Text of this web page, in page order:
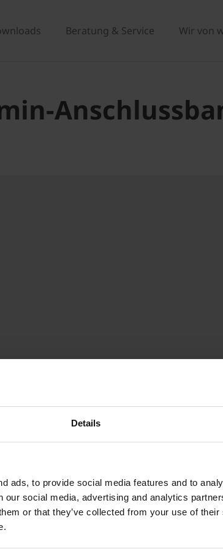
Details
ads, to provide social media features and to
our social media, advertising and analytics
or that they’ve collected from your use of
Beratung & Service Wir von
universelle Lösung
von Durchdringungen an die